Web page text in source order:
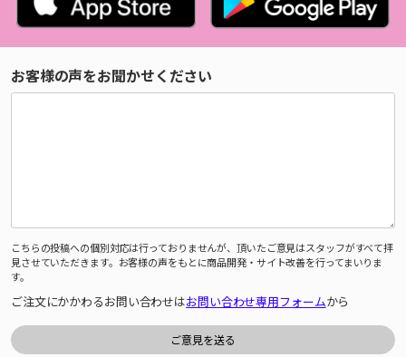
お客様の声をお聞かせください
こちらの投稿への個別対応は行っておりませんが、頂いたご意見はスタッフがすべて拝
見させていただきます。お客様の声をもとに商品開発・サイト改善を行ってまいりま
す。
ご注文にかかわるお問い合わせはお問い合わせ専用フォームから